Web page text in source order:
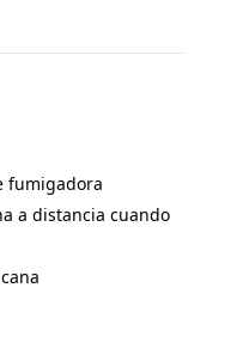
fumigadora
a distancia cuando